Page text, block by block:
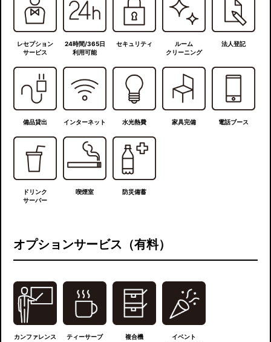
レセプション
サービス
24時間/365日
利用可能
セキュリティ
ルーム
クリーニング
法人登記
備品貸出 インターネット 水光熱費 家具完備 電話ブース
ドリンク
サーバー
喫煙室 防災備蓄
オプションサービス（有料）
カンファレンス
ティーサーブ 複合機
イベント